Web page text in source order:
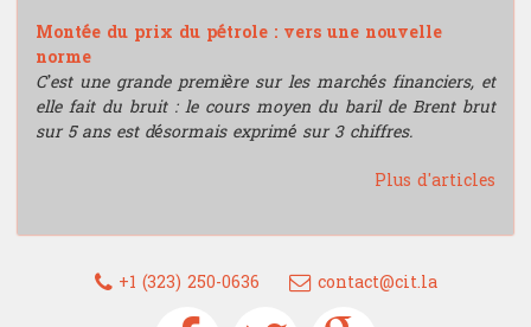
Montée du prix du pétrole : vers une nouvelle
norme
C’est une grande première sur les marchés financiers, et
elle fait du bruit : le cours moyen du baril de Brent brut
sur 5 ans est désormais exprimé sur 3 chiffres.
Plus d'articles
+1 (323) 250-0636 contact@cit.la